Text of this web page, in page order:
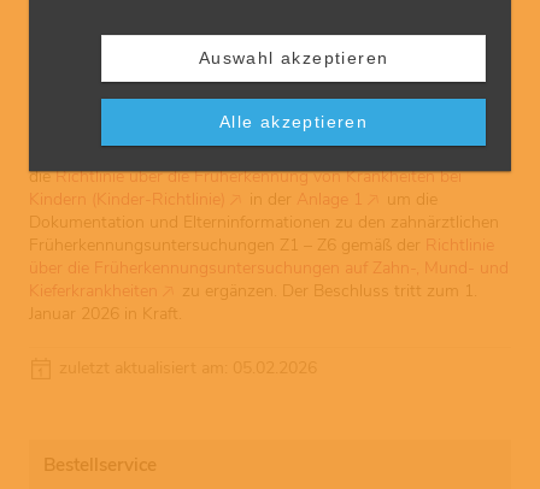
Auswahl akzeptieren
Alle akzeptieren
stehen. Zur Umstellung werden entsprechende Hinweis auf der
Homepage veröffentlicht.
Der G-BA hat in seiner Sitzung am 15. Mai 2025 beschlossen,
dieRichtlinie über die Früherkennung von Krankheiten bei
Kindern (Kinder-Richtlinie)
in der Anlage 1
um die
Dokumentation und Elterninformationen zu den zahnärztlichen
Früherkennungsuntersuchungen Z1 – Z6 gemäß der Richtlinie
über die Früherkennungsuntersuchungen auf Zahn-, Mund- und
Kieferkrankheiten
zu ergänzen. Der Beschluss tritt zum 1.
Januar 2026 in Kraft.
Bestellservice